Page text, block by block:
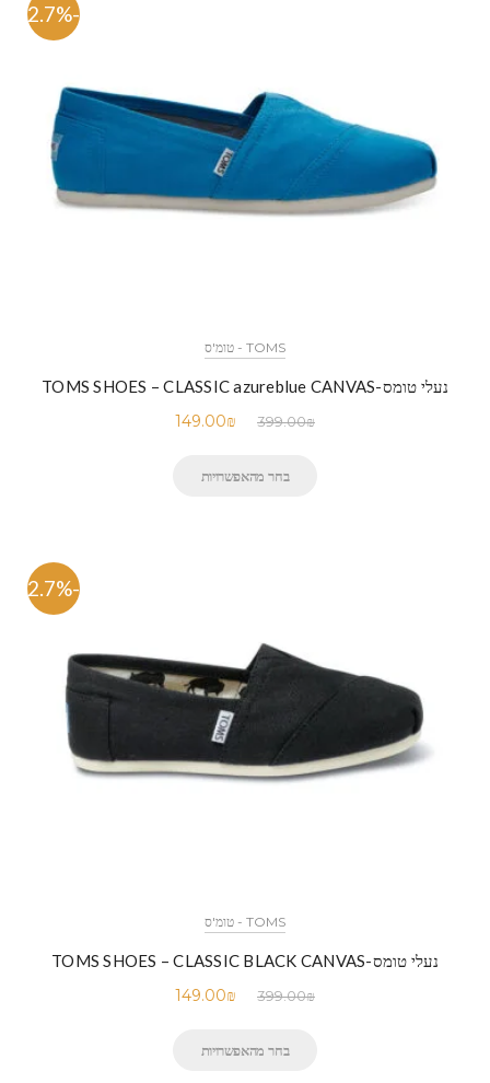
-62.7%
TOMS - טומ'ס
נעלי טומס-TOMS SHOES – CLASSIC azureblue CANVAS
399.00₪
149.00₪
בחר מהאפשרויות
-62.7%
TOMS - טומ'ס
נעלי טומס-TOMS SHOES – CLASSIC BLACK CANVAS
399.00₪
149.00₪
בחר מהאפשרויות